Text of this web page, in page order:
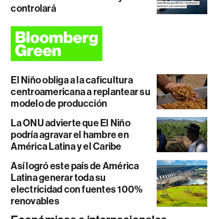
controlará
El Niño obliga a la caficultura
centroamericana a replantear su
modelo de producción
La ONU advierte que El Niño
podría agravar el hambre en
América Latina y el Caribe
Así logró este país de América
Latina generar toda su
electricidad con fuentes 100%
renovables